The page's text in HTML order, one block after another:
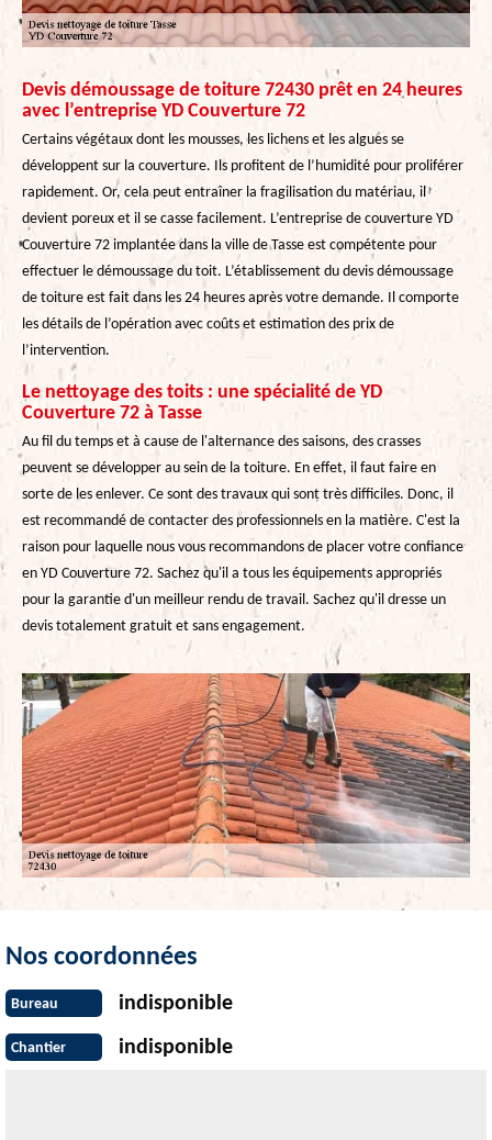
Devis démoussage de toiture 72430 prêt en 24 heures
avec l’entreprise YD Couverture 72
Certains végétaux dont les mousses, les lichens et les algues se
développent sur la couverture. Ils profitent de l’humidité pour proliférer
rapidement. Or, cela peut entraîner la fragilisation du matériau, il
devient poreux et il se casse facilement. L’entreprise de couverture YD
Couverture 72 implantée dans la ville de Tasse est compétente pour
effectuer le démoussage du toit. L’établissement du devis démoussage
de toiture est fait dans les 24 heures après votre demande. Il comporte
les détails de l’opération avec coûts et estimation des prix de
l’intervention.
Le nettoyage des toits : une spécialité de YD
Couverture 72 à Tasse
Au fil du temps et à cause de l'alternance des saisons, des crasses
peuvent se développer au sein de la toiture. En effet, il faut faire en
sorte de les enlever. Ce sont des travaux qui sont très difficiles. Donc, il
est recommandé de contacter des professionnels en la matière. C'est la
raison pour laquelle nous vous recommandons de placer votre confiance
en YD Couverture 72. Sachez qu'il a tous les équipements appropriés
pour la garantie d'un meilleur rendu de travail. Sachez qu'il dresse un
devis totalement gratuit et sans engagement.
Nos coordonnées
Bureau indisponible
Chantier indisponible